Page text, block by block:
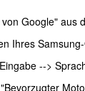
Google" aus
Ihres
-->